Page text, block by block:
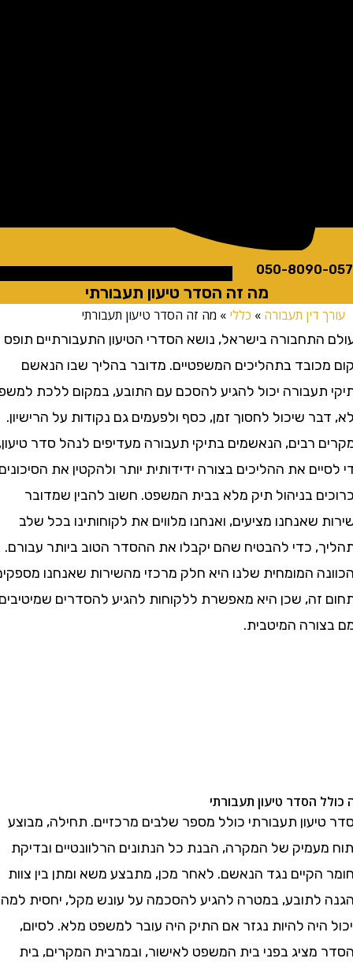
050-
מה זה הסדר טיעון תעבורתי
דין תעבורה»כללי»מה זה הסדר טיעון תעבורתי
בישראל, נושא הסדרי הטיעון התעבורתיים תופס
בתהליכים המשפטיים. מדובר בהליך שבו הנאשם
יכול להגיע להסכם עם התובע, במקום ללכת למשפט
שיכול לחסוך זמן, כסף ולפעמים גם נקודות על הרישיון.
רבים, הנאשמים בתיקי תעבורה מעדיפים לנהל סדר טיעון,
את ההליכים בצורה ידידותית יותר ולהקטין את הסיכונים
בניהול תיק מלא בבית המשפט. חשוב להבין שמדובר
שאנחנו מציעים, ואנחנו מלווים את לקוחותינו בכל שלב
כדי להבטיח שהם יקבלו את ההסדר הטוב ביותר עבורם.
המומחית שלנו היא חלק מרכזי מהשירות שאנחנו מספקים
שכן היא מאפשרת ללקוחות להגיע להסדרים שמיטיבים
המיטבית.
הסדר טיעון תעבורתי
תעבורתי כולל מספר שלבים מרכזיים. תחילה, מבוצע
של המקרה, הבנת כל הנתונים הרלוונטיים ובדיקת
נגד הנאשם. לאחר מכן, מתבצע משא ומתן בין צוות
במטרה להגיע להסכמה על עונש מקל, יחסית למה
להיות נגזר אם התיק היה עובר למשפט מלא. לסיום,
בפני בית המשפט לאישור, ובמרבית המקרים, בית